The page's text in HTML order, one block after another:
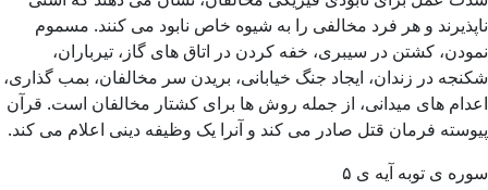
ناپذیرند و هر فرد مخالفی را به شیوه خاص نابود می کنند. مسموم
نمودن، کشتن در سیبری، خفه کردن در اتاق های گاز، تیرباران،
شکنجه در زندان، ایجاد جنگ خیابانی، بریدن سر مخالفان، بمب گذاری،
اعدام های میدانی، از جمله روش ها برای کشتار مخالفان است. قرآن
پیوسته فرمان قتل صادر می کند و آنرا یک وظیفه دینی اعلام می کند.
سوره ی توبه آیه ی ۵